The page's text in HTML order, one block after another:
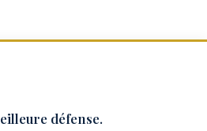
défense.